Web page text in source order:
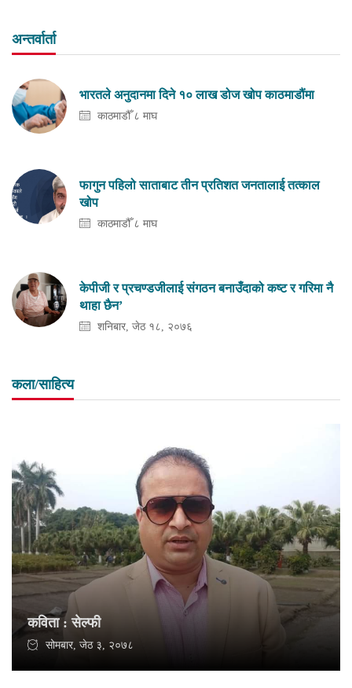
अन्तर्वार्ता
भारतले अनुदानमा दिने १० लाख डोज खोप काठमाडौंमा
काठमाडौँ ८ माघ
फागुन पहिलो साताबाट तीन प्रतिशत जनतालाई तत्काल
खोप
काठमाडौँ ८ माघ
केपीजी र प्रचण्डजीलाई संगठन बनाउँदाको कष्ट र गरिमा नै
थाहा छैन’
शनिबार, जेठ १८, २०७६
कला/साहित्य
कविता : सेल्फी
सोमबार, जेठ ३, २०७८